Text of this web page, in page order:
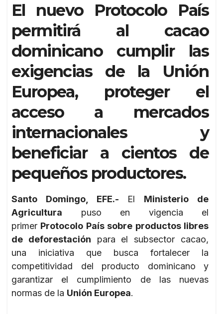
El nuevo Protocolo País
permitirá al cacao
dominicano cumplir las
exigencias de la Unión
Europea, proteger el
acceso a mercados
internacionales y
beneficiar a cientos de
pequeños productores.
Santo Domingo, EFE.- El Ministerio de
Agricultura puso en vigencia el
primer Protocolo País sobre productos libres
de deforestación para el subsector cacao,
una iniciativa que busca fortalecer la
competitividad del producto dominicano y
garantizar el cumplimiento de las nuevas
normas de la Unión Europea.